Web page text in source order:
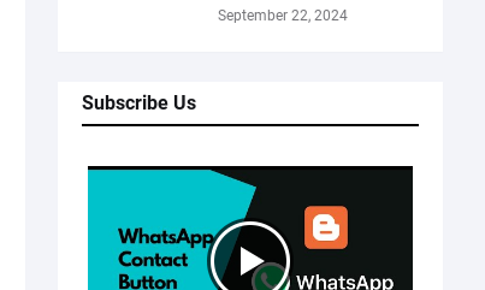
September 22, 2024
Subscribe Us